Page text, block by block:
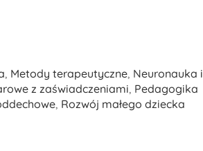
, Metody terapeutyczne, Neuronauka i
z zaświadczeniami, Pedagogika
, Rozwój małego dziecka